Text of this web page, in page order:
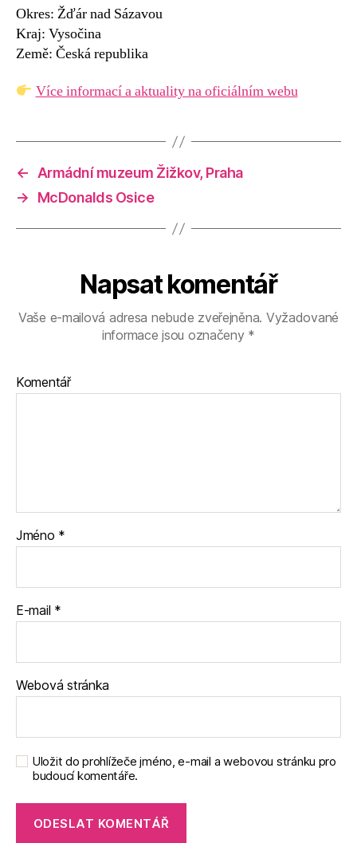
Okres: Žďár nad Sázavou
Kraj: Vysočina
Země: Česká republika
Více informací a aktuality na oficiálním webu
←
Armádní muzeum Žižkov, Praha
→
McDonalds Osice
Napsat komentář
Vaše e-mailová adresa nebude zveřejněna. Vyžadované
informace jsou označeny *
Komentář
Jméno *
E-mail *
Webová stránka
Uložit do prohlížeče jméno, e-mail a webovou stránku pro
budoucí komentáře.